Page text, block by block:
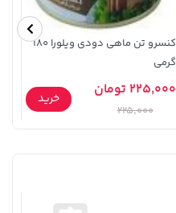
کنسرو تن ماهی دودی ویلورا 180
گرمی
225,000 تومان
225,000
خرید